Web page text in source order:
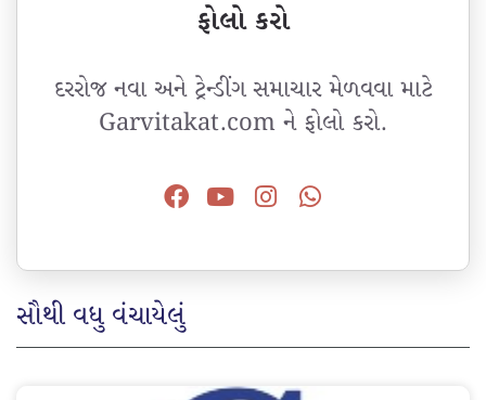
ફોલો કરો
દરરોજ નવા અને ટ્રેન્ડીંગ સમાચાર મેળવવા માટે
Garvitakat.com ને ફોલો કરો.
સૌથી વધુ વંચાયેલું